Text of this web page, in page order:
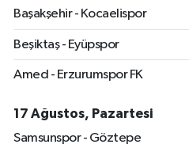
Başakşehir - Kocaelispor
Beşiktaş - Eyüpspor
Amed - Erzurumspor FK
17 Ağustos, Pazartesi
Samsunspor - Göztepe